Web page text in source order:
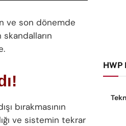
ve son dönemde
skandalların
bırakmasının
ve sistemin tekrar
HWP